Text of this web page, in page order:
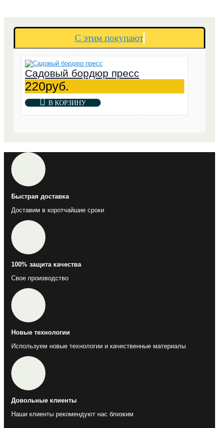
С этим покупают
Садовый бордюр пресс
220руб.
В КОРЗИНУ
Быстрая доставка
Доставим в коротчайшие сроки
100% защита качества
Свое производство
Новые технологии
Используем новые технологии и качественные материалы
Довольные клиенты
Наши клиенты рекомендуют нас близким